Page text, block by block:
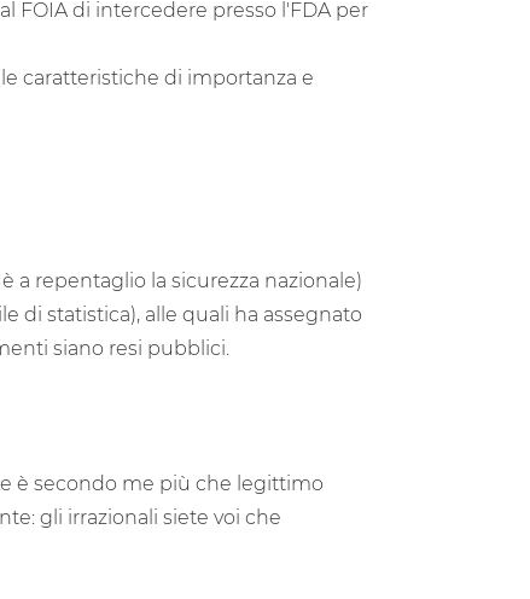
FOIA di intercedere presso l'FDA per
caratteristiche di importanza e
a repentaglio la sicurezza nazionale)
di statistica), alle quali ha assegnato
siano resi pubblici.
è secondo me più che legittimo
gli irrazionali siete voi che